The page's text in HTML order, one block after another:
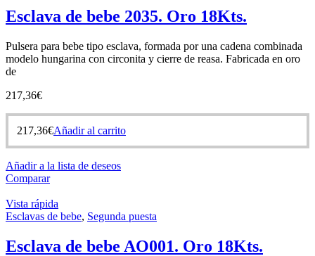
Esclava de bebe 2035. Oro 18Kts.
Pulsera para bebe tipo esclava, formada por una cadena combinada
modelo hungarina con circonita y cierre de reasa. Fabricada en oro
de
217,36€
217,36€Añadir al carrito
Añadir a la lista de deseos
Comparar
Vista rápida
Esclavas de bebe, Segunda puesta
Esclava de bebe AO001. Oro 18Kts.